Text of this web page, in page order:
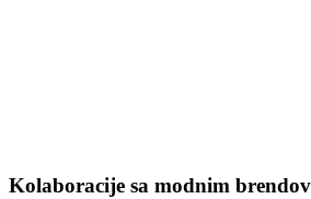
Kolaboracije sa modnim